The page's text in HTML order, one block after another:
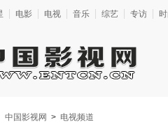
电影 电视 音乐 综艺 专访
中国影视网 > 电视频道